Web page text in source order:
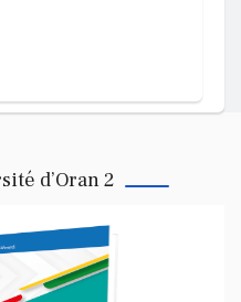
d’Oran 2